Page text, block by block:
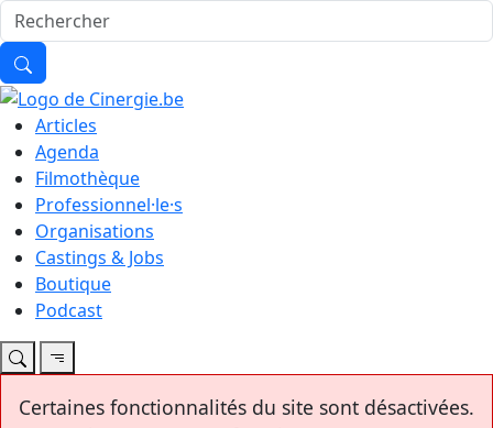
Articles
Agenda
Filmothèque
Professionnel·le·s
Organisations
Castings & Jobs
Boutique
Podcast
Certaines fonctionnalités du site sont désactivées.